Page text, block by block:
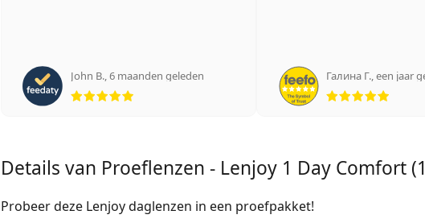
John B.,6 maanden geleden
Beoordeling 5 van 5
Галина Г.,een jaar
Details van Proeflenzen - Lenjoy 1 Day Comfort
Probeer deze Lenjoy daglenzen in een proefpakket!